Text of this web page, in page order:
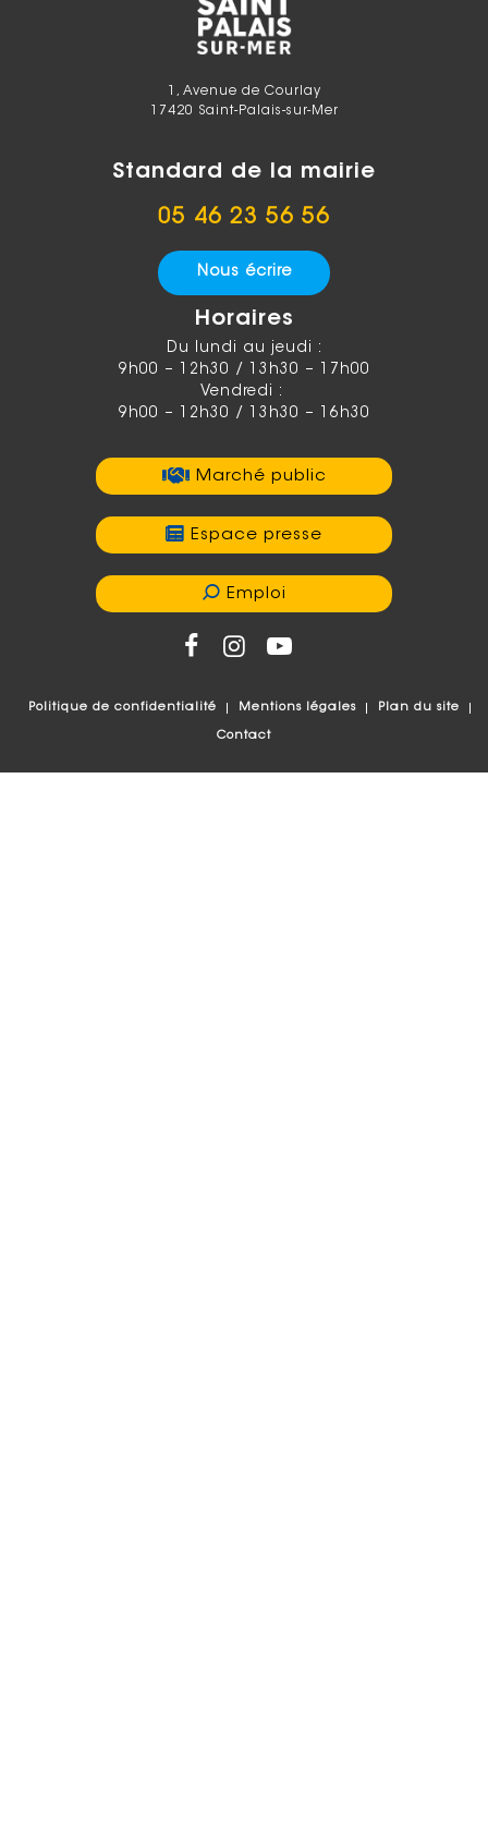
1, Avenue de Courlay
17420 Saint-Palais-sur-Mer
Standard de la mairie
05 46 23 56 56
Nous écrire
Horaires
Du lundi au jeudi :
9h00 – 12h30 / 13h30 – 17h00
Vendredi :
9h00 – 12h30 / 13h30 – 16h30
Marché public
Espace presse
Emploi
Politique de confidentialité Mentions légales Plan du site
Contact